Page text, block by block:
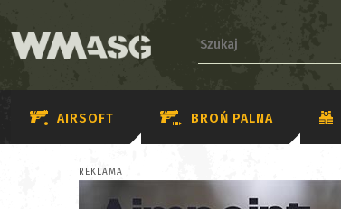
AIRSOFT BROŃ PALNA
REKLAMA